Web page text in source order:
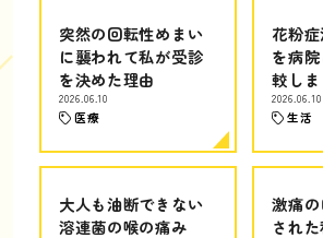
突然の回転性めまい
に襲われて私が受診
を決めた理由
2026.06.10
医療
花粉
を病
較し
2026.06.10
生活
大人も油断できない
溶連菌の喉の痛み
激痛
され